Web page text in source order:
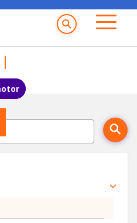
Menu principal